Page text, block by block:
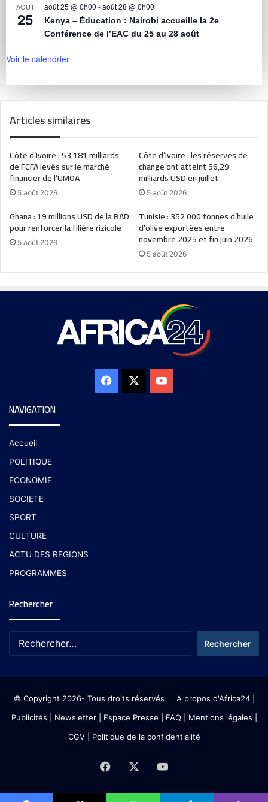
AOÛT
25
août 25 @ 0h00 -août 28 @ 0h00
Kenya – Éducation : Nairobi accueille la 2e
Conférence de l’EAC du 25 au 28 août
Voir le calendrier
Articles similaires
Côte d’Ivoire : 53,181 milliards
de FCFA levés sur le marché
financier de l’UMOA
5 août 2026
Côte d’Ivoire : les réserves de
change ont atteint 56,29
milliards USD en juillet
5 août 2026
Ghana : 19 millions USD de la BAD
pour renforcer la filière rizicole
5 août 2026
Tunisie : 352 000 tonnes d’huile
d’olive exportées entre
novembre 2025 et fin juin 2026
5 août 2026
NAVIGATION
Accueil
POLITIQUE
ECONOMIE
SOCIETE
SPORT
CULTURE
ACTU DES REGIONS
PROGRAMMES
Rechercher
© Copyright 2026- Tous droits réservés A propos d'Africa24|
Publicités
Newsletter| Espace Presse | FAQ | Mentions légales
CGV| Politique de la confidentialité